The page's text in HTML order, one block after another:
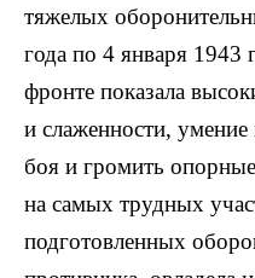
тяжелых
года по 4 января 1943
фронте показала
и слаженности,
боя и громить
на самых трудных
подготовленных